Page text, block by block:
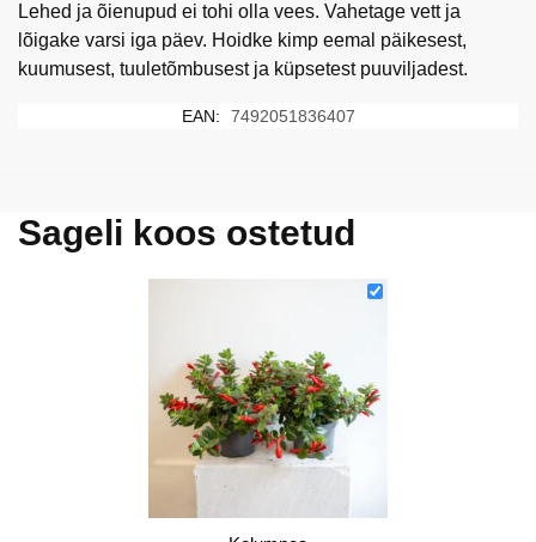
Lehed ja õienupud ei tohi olla vees. Vahetage vett ja
lõigake varsi iga päev. Hoidke kimp eemal päikesest,
kuumusest, tuuletõmbusest ja küpsetest puuviljadest.
EAN: 7492051836407
Sageli koos ostetud